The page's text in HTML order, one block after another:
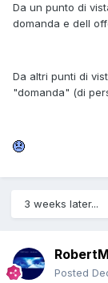
Da un punto di
domanda e dell
Da altri punti di
"domanda" (di
3 weeks later...
Posted